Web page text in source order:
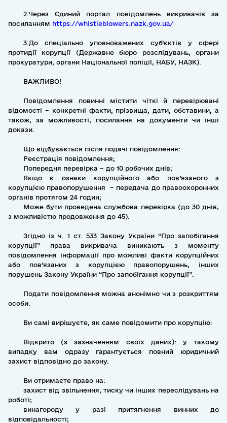
2.Через Єдиний портал повідомлень викривачів за
посиланням https://whistleblowers.nazk.gov.ua/
3.До спеціально уповноважених суб’єктів у сфері
протидії корупції (Державне бюро розслідувань, органи
прокуратури, органи Національної поліції, НАБУ, НАЗК).
ВАЖЛИВО!
Повідомлення повинні містити чіткі й перевірювані
відомості – конкретні факти, прізвища, дати, обставини, а
також, за можливості, посилання на документи чи інші
докази.
Що відбувається після подачі повідомлення:
Реєстрація повідомлення;
Попередня перевірка – до 10 робочих днів;
Якщо є ознаки корупційного або пов’язаного з
корупцією правопорушення – передача до правоохоронних
органів протягом 24 годин;
Може бути проведена службова перевірка (до 30 днів,
з можливістю продовження до 45).
Згідно із ч. 1 ст. 533 Закону України “Про запобігання
корупції” права викривача виникають з моменту
повідомлення інформації про можливі факти корупційних
або пов’язаних з корупцією правопорушень, інших
порушень Закону України “Про запобігання корупції”.
Подати повідомлення можна анонімно чи з розкриттям
особи.
Ви самі вирішуєте, як саме повідомити про корупцію:
Відкрито (з зазначенням своїх даних): у такому
випадку вам одразу гарантується повний юридичний
захист відповідно до закону.
Ви отримаєте право на:
захист від звільнення, тиску чи інших переслідувань на
роботі;
винагороду у разі притягнення винних до
відповідальності;